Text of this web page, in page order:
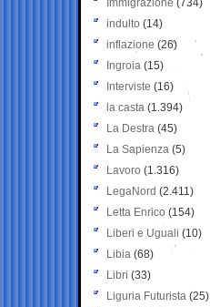
Immigrazione (734)
indulto (14)
inflazione (26)
Ingroia (15)
Interviste (16)
la casta (1.394)
La Destra (45)
La Sapienza (5)
Lavoro (1.316)
LegaNord (2.411)
Letta Enrico (154)
Liberi e Uguali (10)
Libia (68)
Libri (33)
Liguria Futurista (25)